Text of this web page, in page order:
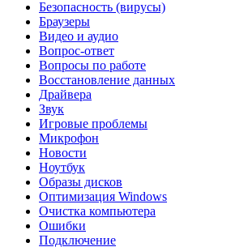
Безопасность (вирусы)
Браузеры
Видео и аудио
Вопрос-ответ
Вопросы по работе
Восстановление данных
Драйвера
Звук
Игровые проблемы
Микрофон
Новости
Ноутбук
Образы дисков
Оптимизация Windows
Очистка компьютера
Ошибки
Подключение